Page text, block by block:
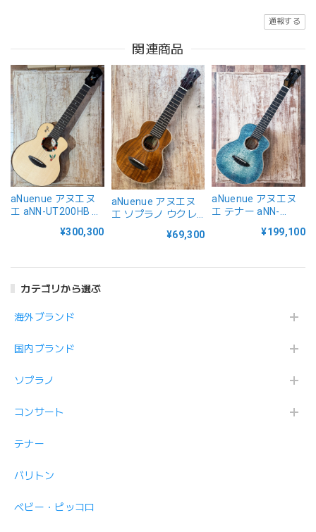
カテゴリから選ぶ
海外ブランド
国内ブランド
ソプラノ
コンサート
テナー
バリトン
ベビー・ピッコロ
通報する
関連商品
aNuenue アヌエヌ
エ aNN-UT200HB テ
ングバード¥300,300
aNuenue アヌエヌ
エ ソプラノ ウクレ
Taiwan Acacia タイ
本限定モデル
¥69,300
aNuenue アヌエヌ
エ テナー aNN-
Series Air Air ピッ
¥199,100